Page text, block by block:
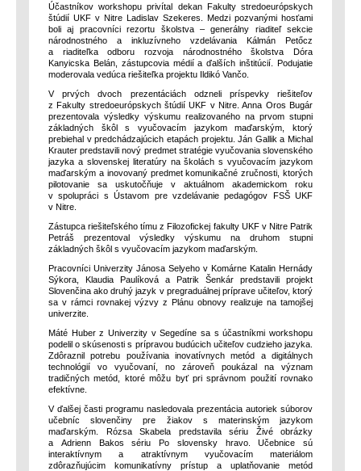
Účastníkov workshopu privítal dekan Fakulty stredoeurópskych
štúdií UKF v Nitre Ladislav Szekeres. Medzi pozvanými hosťami
boli aj pracovníci rezortu školstva – generálny riaditeľ sekcie
národnostného a inkluzívneho vzdelávania Kálmán Petőcz
a riaditeľka odboru rozvoja národnostného školstva Dóra
Kanyicska Belán, zástupcovia médií a ďalších inštitúcií. Podujatie
moderovala vedúca riešiteľka projektu Ildikó Vančo.
V prvých dvoch prezentáciách odzneli príspevky riešiteľov
z Fakulty stredoeurópskych štúdií UKF v Nitre. Anna Oros Bugár
prezentovala výsledky výskumu realizovaného na prvom stupni
základných škôl s vyučovacím jazykom maďarským, ktorý
prebiehal v predchádzajúcich etapách projektu. Ján Gallik a Michal
Krauter predstavili nový predmet stratégie vyučovania slovenského
jazyka a slovenskej literatúry na školách s vyučovacím jazykom
maďarským a inovovaný predmet komunikačné zručnosti, ktorých
pilotovanie sa uskutočňuje v aktuálnom akademickom roku
v spolupráci s Ústavom pre vzdelávanie pedagógov FSŠ UKF
v Nitre.
Zástupca riešiteľského tímu z Filozofickej fakulty UKF v Nitre Patrik
Petráš prezentoval výsledky výskumu na druhom stupni
základných škôl s vyučovacím jazykom maďarským.
Pracovníci Univerzity Jánosa Selyeho v Komárne Katalin Hernády
Sýkora, Klaudia Paulíková a Patrik Šenkár predstavili projekt
Slovenčina ako druhý jazyk v pregraduálnej príprave učiteľov, ktorý
sa v rámci rovnakej výzvy z Plánu obnovy realizuje na tamojšej
univerzite.
Máté Huber z Univerzity v Segedíne sa s účastníkmi workshopu
podelil o skúsenosti s prípravou budúcich učiteľov cudzieho jazyka.
Zdôraznil potrebu používania inovatívnych metód a digitálnych
technológií vo vyučovaní, no zároveň poukázal na význam
tradičných metód, ktoré môžu byť pri správnom použití rovnako
efektívne.
V ďalšej časti programu nasledovala prezentácia autoriek súborov
učebníc slovenčiny pre žiakov s materinským jazykom
maďarským. Rózsa Skabela predstavila sériu Živé obrázky
a Adrienn Bakos sériu Po slovensky hravo. Učebnice sú
interaktívnym a atraktívnym vyučovacím materiálom
zdôrazňujúcim komunikatívny prístup a uplatňovanie metód